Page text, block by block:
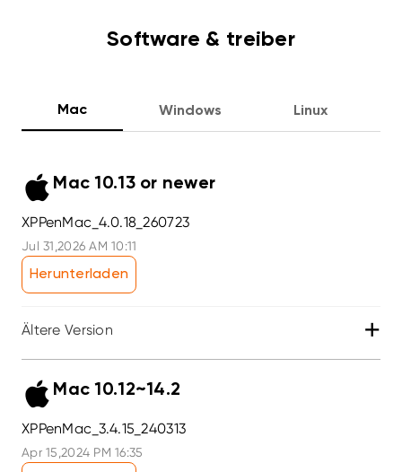
Software & treiber
Mac Windows Linux
Mac 10.13 or newer
XPPenMac_4.0.18_260723
Jul 31,2026 AM 10:11
Herunterladen
Ältere Version +
Mac 10.12~14.2
XPPenMac_3.4.15_240313
Apr 15,2024 PM 16:35